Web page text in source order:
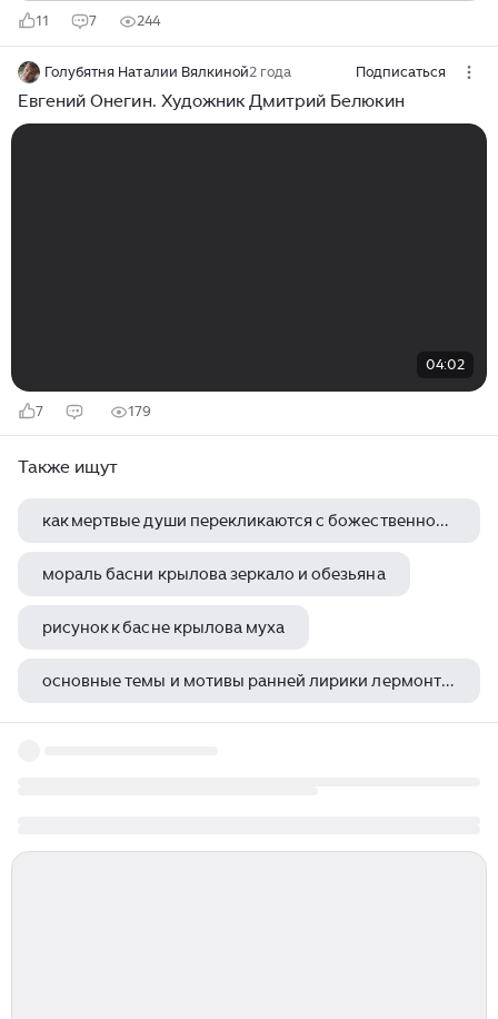
11 7 244
Голубятня Наталии Вялкиной2 года Подписаться
Евгений Онегин. Художник Дмитрий Белюкин
04:02
7 179
Также ищут
как мертвые души перекликаются с божественной комедией данте
мораль басни крылова зеркало и обезьяна
рисунок к басне крылова муха
основные темы и мотивы ранней лирики лермонтова